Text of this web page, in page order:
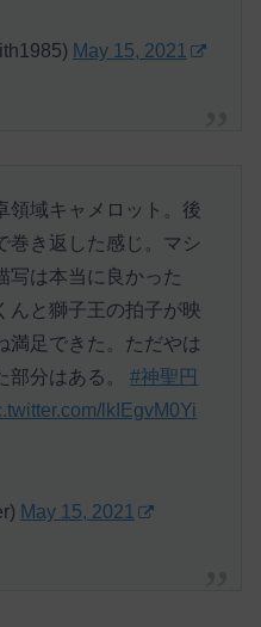
May 15, 2021
領域キャメロット。後
巻き返した感じ。マシ
写は本当に良かった
んと獅子王の拍子が映
満足できた。ただやは
部分はある。 #神聖円
lkIEgvM0Yi
May 15, 2021